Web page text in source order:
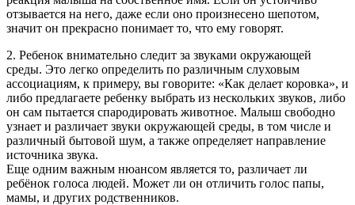
отзывается на него, даже если оно произнесено шепотом,
значит он прекрасно понимает то, что ему говорят.
2. Ребенок внимательно следит за звуками окружающей
среды. Это легко определить по различным слуховым
ассоциациям, к примеру, вы говорите: «Как делает коровка», и
либо предлагаете ребенку выбрать из нескольких звуков, либо
он сам пытается спародировать животное. Малыш свободно
узнает и различает звуки окружающей среды, в том числе и
различный бытовой шум, а также определяет направление
источника звука.
Еще одним важным нюансом является то, различает ли
ребёнок голоса людей. Может ли он отличить голос папы,
мамы, и других родственников.